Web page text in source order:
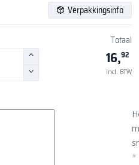
Verpakkingsinfo
Totaal
16,92
incl. BTW
*